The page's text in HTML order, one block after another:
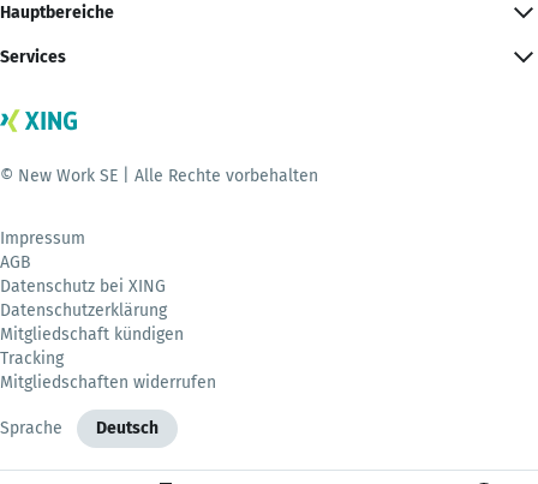
Hauptbereiche
Services
© New Work SE | Alle Rechte vorbehalten
Impressum
AGB
Datenschutz bei XING
Datenschutzerklärung
Mitgliedschaft kündigen
Tracking
Mitgliedschaften widerrufen
Sprache Deutsch